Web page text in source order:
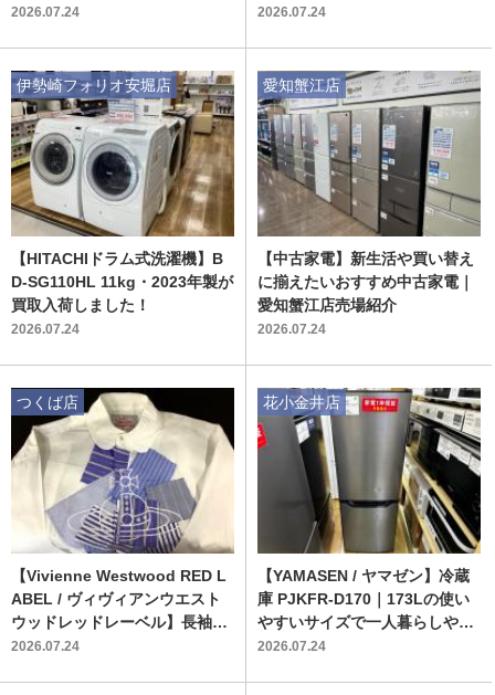
家具
2026.07.24 2026.07.24
【HITACHIドラム式洗濯機】B
D-SG110HL 11kg・2023年製が
買取入荷しました！
2026.07.24
伊勢崎フォリオ安堀店
【中古家電】新生活や買い替え
に揃えたいおすすめ中古家電｜
愛知蟹江店売場紹介
2026.07.24
愛知蟹江店
【Vivienne Westwood RED L
ABEL / ヴィヴィアンウエスト
ウッドレッドレーベル】長袖シ
ャツ｜爽やかなホワイト×ブル
2026.07.24
つくば店
【YAMASEN / ヤマゼン】冷蔵
庫 PJKFR-D170｜173Lの使い
やすいサイズで一人暮らしや二
人暮らしの新生活におすすめ
2026.07.24
花小金井店